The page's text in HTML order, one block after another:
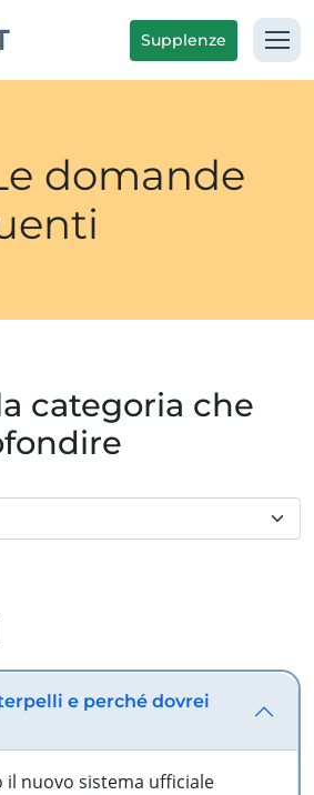
Supplenze
domande
categoria che
e perché dovrei
il nuovo sistema ufficiale